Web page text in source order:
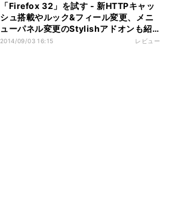
「Firefox 32」を試す - 新HTTPキャッ
シュ搭載やルック&フィール変更、メニ
ューパネル変更のStylishアドオンも紹
介
2014/09/03 16:15 レビュー